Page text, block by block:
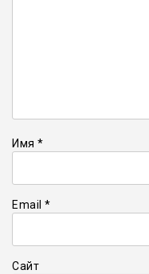
Имя *
Email *
Сайт